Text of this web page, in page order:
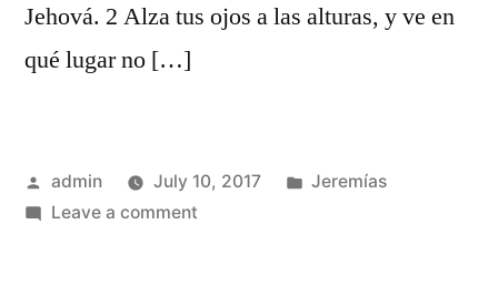
Jehová. 2 Alza tus ojos a las alturas, y ve en
qué lugar no […]
Posted
by
admin July 10, 2017
Posted
Jeremías
Leave a commenton